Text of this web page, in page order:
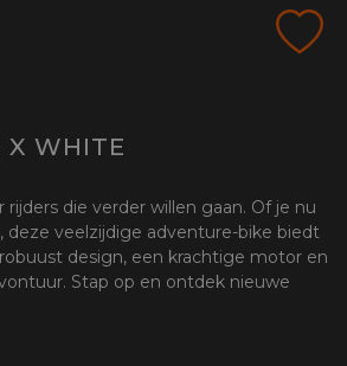
X WHITE
die verder willen gaan. Of je nu
veelzijdige adventure-bike biedt
design, een krachtige motor en
Stap op en ontdek nieuwe